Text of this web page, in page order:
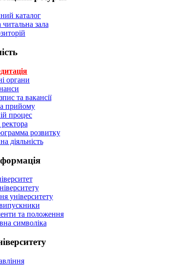
каталог
зала
органи
та вакансії
прийому
процес
ректора
розвитку
діяльність
університету
та положення
символiка